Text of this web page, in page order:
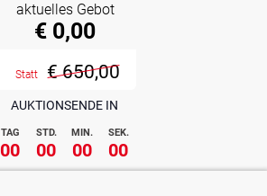
AUKTIONSENDE IN
TAG STD. MIN. SEK.
00 00 00 00
aktuelles Gebot
€ 0,00
Statt € 650,00